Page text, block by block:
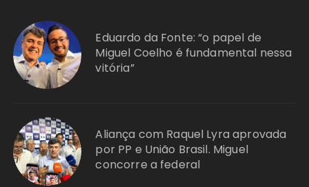
Eduardo da Fonte: “o papel de
Miguel Coelho é fundamental nessa
vitória”
Aliança com Raquel Lyra aprovada
por PP e União Brasil. Miguel
concorre a federal